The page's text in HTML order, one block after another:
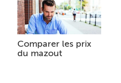
Comparer les prix
du mazout